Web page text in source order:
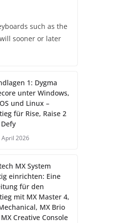
such as the
sooner or later
1: Dygma
unter Windows,
und Linux –
für Rise, Raise 2
April 2026
MX System
einrichten: Eine
für den
mit MX Master 4,
MX Brio
Creative Console